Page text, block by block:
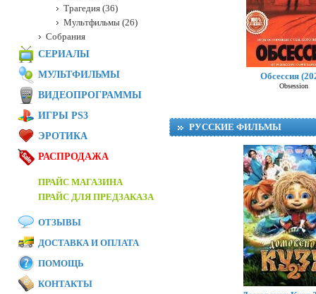
Обсессия
Obsession
Модная братва
I Love Boosters
РУССКИЕ ФИЛЬМЫ
Трагедия (36)
Мультфильмы (26)
Собрания
СЕРИАЛЫ
МУЛЬТФИЛЬМЫ
ВИДЕОПРОГРАММЫ
ИГРЫ PS3
ЭРОТИКА
РАСПРОДАЖА
ПРАЙС МАГАЗИНА
ПРАЙС ДЛЯ ПРЕДЗАКАЗА
ОТЗЫВЫ
ДОСТАВКА И ОПЛАТА
ПОМОЩЬ
КОНТАКТЫ